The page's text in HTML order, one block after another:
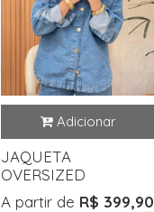
JAQUETA
OVERSIZED
A partir de R$ 399,90